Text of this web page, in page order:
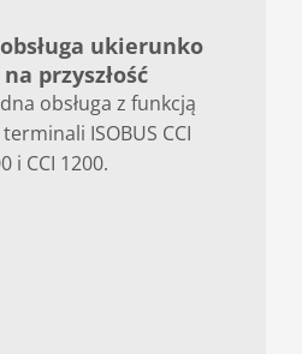
ukierunko
przyszłość
obsługa z funkcją
ISOBUS CCI
i CCI 1200.